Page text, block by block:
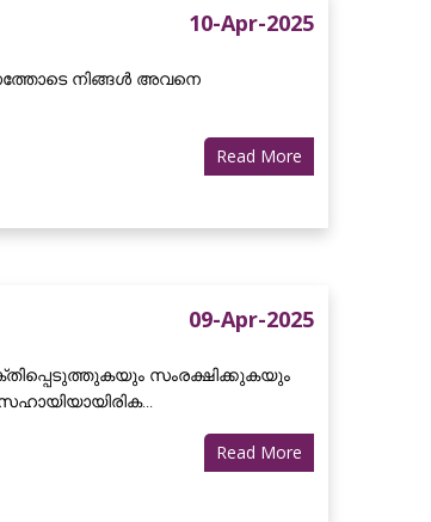
10-Apr-2025
നിങ്ങൾ അവനെ
Read More
09-Apr-2025
സംരക്ഷിക്കുകയും
Read More